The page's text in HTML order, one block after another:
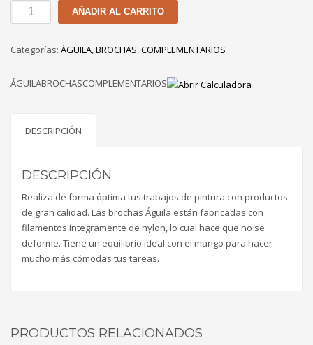
BROCHA
ÁGUILA
1"
AÑADIR AL CARRITO
Categorías: ÁGUILA,BROCHAS,COMPLEMENTARIOS
ÁGUILABROCHASCOMPLEMENTARIOS
DESCRIPCIÓN
DESCRIPCIÓN
Realiza de forma óptima tus trabajos de pintura con productos
de gran calidad. Las brochas Águila están fabricadas con
filamentos íntegramente de nylon, lo cual hace que no se
deforme. Tiene un equilibrio ideal con el mango para hacer
mucho más cómodas tus tareas.
PRODUCTOS RELACIONADOS